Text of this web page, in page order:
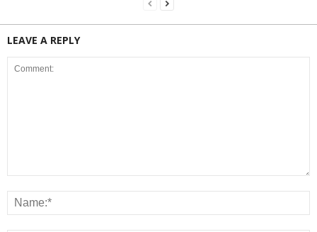
LEAVE A REPLY